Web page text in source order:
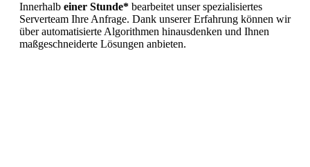
Innerhalb einer Stunde* bearbeitet unser spezialisiertes
Serverteam Ihre Anfrage. Dank unserer Erfahrung können wir
über automatisierte Algorithmen hinausdenken und Ihnen
maßgeschneiderte Lösungen anbieten.